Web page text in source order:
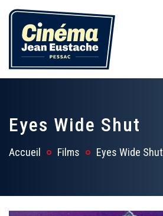
Eyes Wide Shut
Accueil Films Eyes Wide Shut